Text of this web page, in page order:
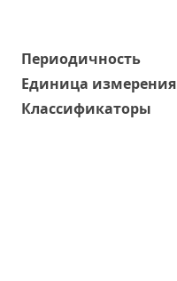
Периодичность
Единица измерения
Классификаторы